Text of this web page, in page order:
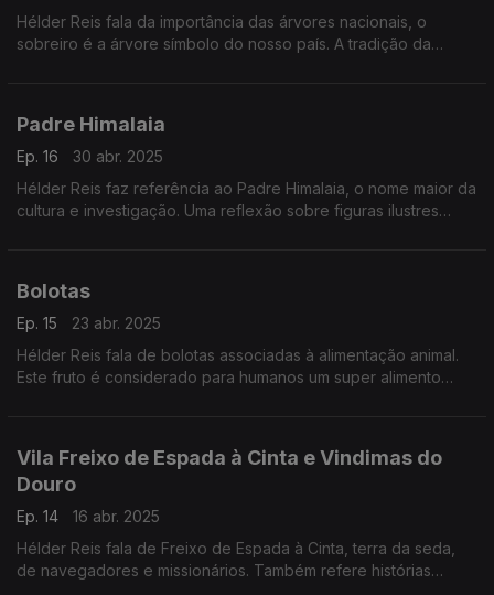
Hélder Reis fala da importância das árvores nacionais, o
sobreiro é a árvore símbolo do nosso país. A tradição da
Padre Himalaia
Ep. 16
30 abr. 2025
Hélder Reis faz referência ao Padre Himalaia, o nome maior da
cultura e investigação. Uma reflexão sobre figuras ilustres
Bolotas
Ep. 15
23 abr. 2025
Hélder Reis fala de bolotas associadas à alimentação animal.
Este fruto é considerado para humanos um super alimento
Vila Freixo de Espada à Cinta e Vindimas do
Douro
Ep. 14
16 abr. 2025
Hélder Reis fala de Freixo de Espada à Cinta, terra da seda,
de navegadores e missionários. Também refere histórias